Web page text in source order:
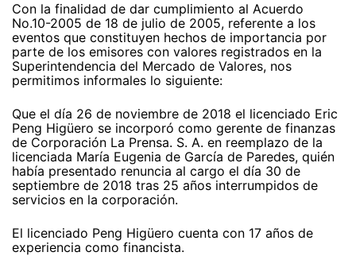
Con la finalidad de dar cumplimiento al Acuerdo
No.10-2005 de 18 de julio de 2005, referente a los
eventos que constituyen hechos de importancia por
parte de los emisores con valores registrados en la
Superintendencia del Mercado de Valores, nos
permitimos informales lo siguiente:
Que el día 26 de noviembre de 2018 el licenciado Eric
Peng Higüero se incorporó como gerente de finanzas
de Corporación La Prensa. S. A. en reemplazo de la
licenciada María Eugenia de García de Paredes, quién
había presentado renuncia al cargo el día 30 de
septiembre de 2018 tras 25 años interrumpidos de
servicios en la corporación.
El licenciado Peng Higüero cuenta con 17 años de
experiencia como financista.